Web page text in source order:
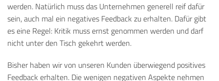
werden. Natürlich muss das Unternehmen generell reif dafür
sein, auch mal ein negatives Feedback zu erhalten. Dafür gibt
es eine Regel: Kritik muss ernst genommen werden und darf
nicht unter den Tisch gekehrt werden.
Bisher haben wir von unseren Kunden überwiegend positives
Feedback erhalten. Die wenigen negativen Aspekte nehmen